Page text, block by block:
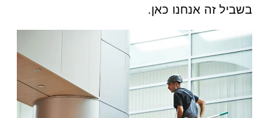
בשביל זה אנחנו כאן.